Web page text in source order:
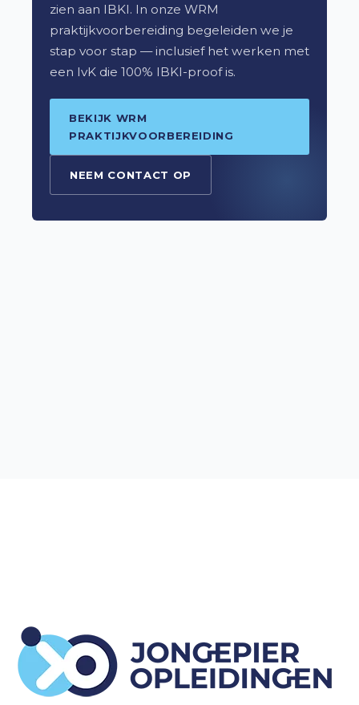
zien aan IBKI. In onze WRM
praktijkvoorbereiding begeleiden we je
stap voor stap — inclusief het werken met
een IvK die 100% IBKI-proof is.
BEKIJK WRM
PRAKTIJKVOORBEREIDING
NEEM CONTACT OP